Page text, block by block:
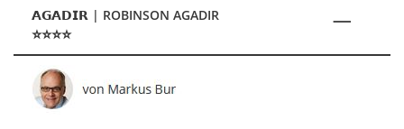
𝗔𝗚𝗔𝗗𝗜𝗥 | ROBINSON AGADIR
⭐⭐⭐⭐